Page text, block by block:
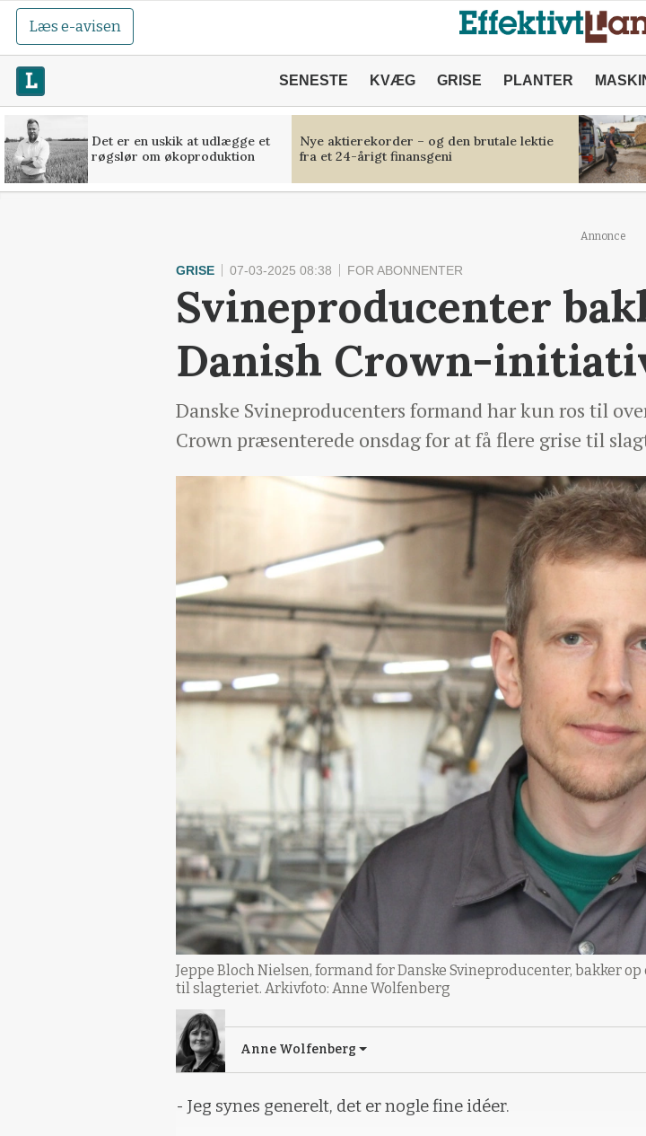
Læs e-avisen
SENESTE KVÆG GRISE PLANTER
Det er en uskik at udlægge et
røgslør om økoproduktion
Nye aktierekorder – og den brutale lektie
fra et 24-årigt finansgeni
Annonce
GRISE 07-03-2025 08:38 FOR ABONNENTER
Svineproducenter
Danish Crown-
Danske Svineproducenters formand har kun ros til
Crown præsenterede onsdag for at få flere grise til
Jeppe Bloch Nielsen, formand for Danske Svineproducenter, bakker
til slagteriet. Arkivfoto: Anne Wolfenberg
Anne Wolfenberg
- Jeg synes generelt, det er nogle fine idéer.